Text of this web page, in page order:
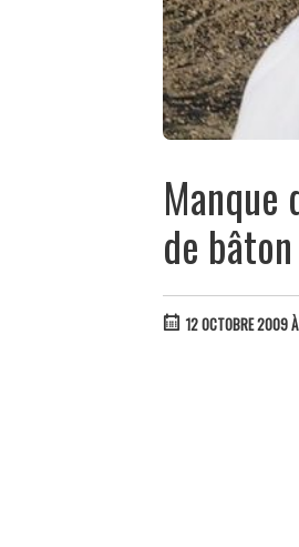
de bâton
12 OCTOBRE 2009